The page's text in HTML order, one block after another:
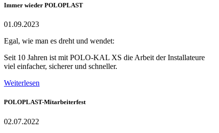
Immer wieder POLOPLAST
01.09.2023
Egal, wie man es dreht und wendet:
Seit 10 Jahren ist mit POLO-KAL XS die Arbeit der Installateure
viel einfacher, sicherer und schneller.
Weiterlesen
POLOPLAST-Mitarbeiterfest
02.07.2022